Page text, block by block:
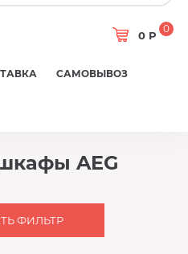
0 Р
0
САМОВЫВОЗ
AEG
ФИЛЬТР